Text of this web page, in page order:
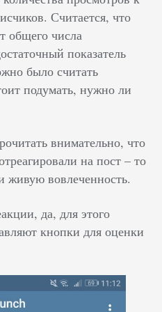
Считается, что
общего числа
показатель
было считать
подумать, нужно ли
внимательно, что
на пост – то
живую вовлеченность.
да, для этого
кнопки для оценки